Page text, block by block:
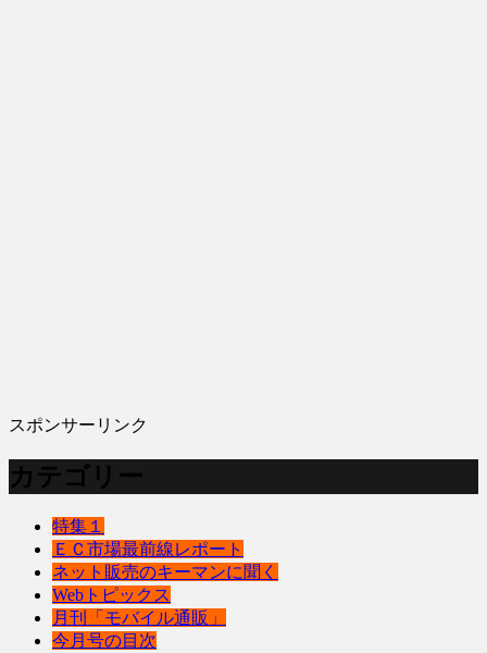
スポンサーリンク
カテゴリー
特集１
ＥＣ市場最前線レポート
ネット販売のキーマンに聞く
Webトピックス
月刊「モバイル通販」
今月号の目次